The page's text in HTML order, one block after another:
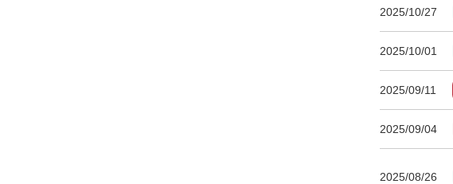
2025/10/27
2025/10/01
2025/09/11
2025/09/04
2025/08/26